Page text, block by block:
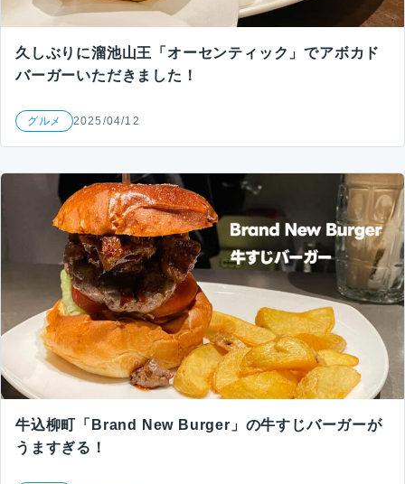
久しぶりに溜池山王「オーセンティック」でアボカド
バーガーいただきました！
グルメ 2025/04/12
牛込柳町「Brand New Burger」の牛すじバーガーが
うますぎる！